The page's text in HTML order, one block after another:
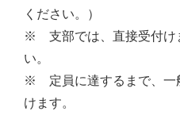
ください。）
※ 支部では、直接受付け
い。
※ 定員に達するまで、一
けます。